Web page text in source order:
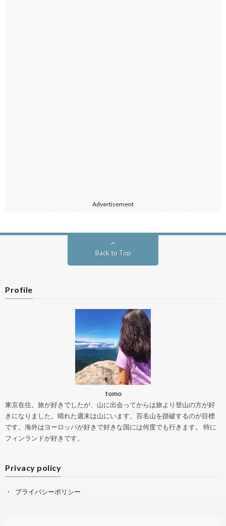
Advertisement
Back to Top
Profile
tomo
東京在住。旅が好きでしたが、山に出会ってからは旅より登山の方が好
きになりました。晴れた週末は山にいます。百名山を踏破するのが目標
です。海外はヨーロッパが好きで好きな国には何度でも行きます。 特に
フィンランドが好きです。
Privacy policy
プライバシーポリシー